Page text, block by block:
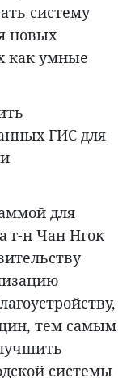
систему
новых
как умные
ГИС для
для
г-н Чан Нгок
тем самым
системы